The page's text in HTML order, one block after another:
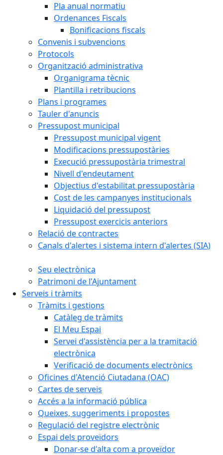
Pla anual normatiu
Ordenances Fiscals
Bonificacions fiscals
Convenis i subvencions
Protocols
Organització administrativa
Organigrama tècnic
Plantilla i retribucions
Plans i programes
Tauler d'anuncis
Pressupost municipal
Pressupost municipal vigent
Modificacions pressupostàries
Execució pressupostària trimestral
Nivell d'endeutament
Objectius d'estabilitat pressupostària
Cost de les campanyes institucionals
Liquidació del pressupost
Pressupost exercicis anteriors
Relació de contractes
Canals d'alertes i sistema intern d'alertes (SIA)
Seu electrònica
Patrimoni de l'Ajuntament
Serveis i tràmits
Tràmits i gestions
Catàleg de tràmits
El Meu Espai
Servei d'assistència per a la tramitació
electrònica
Verificació de documents electrònics
Oficines d'Atenció Ciutadana (OAC)
Cartes de serveis
Accés a la informació pública
Queixes, suggeriments i propostes
Regulació del registre electrònic
Espai dels proveïdors
Donar-se d'alta com a proveïdor